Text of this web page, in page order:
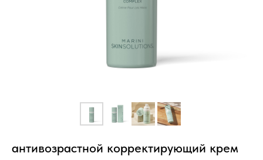
антивозрастной корректирующий крем